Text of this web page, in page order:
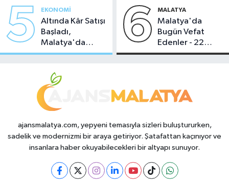
5 EKONOMI
Altında Kâr Satışı
Başladı,
Malatya'da
Makas Ne
6 MALATYA
Malatya'da
Bugün Vefat
Edenler - 22
Temmuz 2026
ajansmalatya.com, yepyeni temasıyla sizleri buluştururken,
sadelik ve modernizmi bir araya getiriyor. Şatafattan kaçınıyor ve
insanlara haber okuyabilecekleri bir altyapı sunuyor.